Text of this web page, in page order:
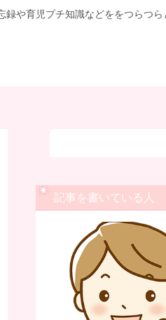
録や育児プチ知識などををつらつら
記事を書いている人